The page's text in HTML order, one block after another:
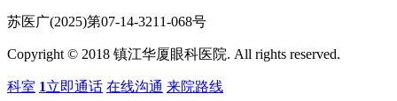
苏医广(2025)第07-14-3211-068号
Copyright © 2018 镇江华厦眼科医院. All rights reserved.
科室 1立即通话 在线沟通 来院路线